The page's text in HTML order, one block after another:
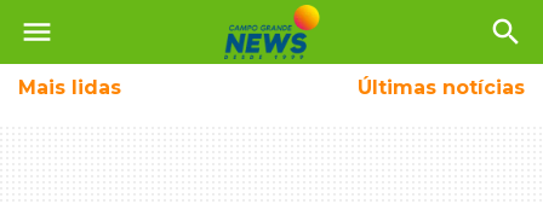
menu search
Mais lidas Últimas notícias